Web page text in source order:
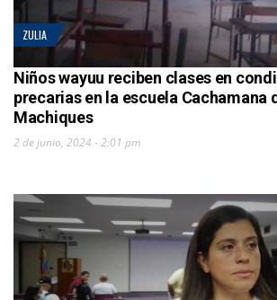
ZULIA
Niños wayuu reciben clases en
precarias en la escuela Cachamana
Machiques
2 de junio, 2024 - 2:01 pm